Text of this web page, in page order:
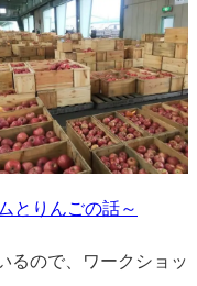
とりんごの話～
るので、ワークショッ